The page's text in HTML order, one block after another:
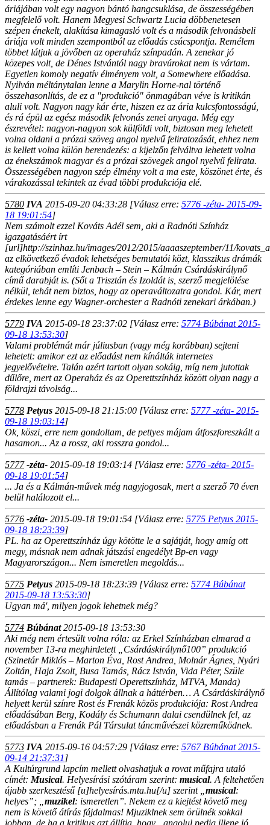
áriájában volt egy nagyon bántó hangcsuklása, de összességében
megfelelő volt. Hanem Megyesi Schwartz Lucia döbbenetesen
szépen énekelt, alakítása kimagasló volt és a második felvonásbeli
áriája volt minden szempontból az előadás csúcspontja. Remélem
többet látjuk a jövőben az operaház színpadán. A zenekar jó
közepes volt, de Dénes Istvántól nagy bravúrokat nem is vártam.
Egyetlen komoly negatív élményem volt, a Somewhere előadása.
Nyilván méltánytalan lenne a Marylin Horne-nal történő
összehasonlítás, de ez a "produkció" önmagában véve is kritikán
aluli volt. Nagyon nagy kár érte, hiszen ez az ária kulcsfontosságú,
és rá épül az egész második felvonás zenei anyaga. Még egy
észrevétel: nagyon-nagyon sok külföldi volt, biztosan meg lehetett
volna oldani a prózai szöveg angol nyelvű feliratozását, ehhez nem
is kellett volna külön berendezés: a kijelzőn felváltva lehetett volna
az énekszámok magyar és a prózai szövegek angol nyelvű felirata.
Összességében nagyon szép élmény volt a ma este, köszönet érte, és
várakozással tekintek az évad többi produkciója elé.
5780 IVA 2015-09-20 04:33:28 [Válasz erre: 5776 -zéta- 2015-09-
18 19:01:54]
Nem számolt ezzel Kováts Adél sem, aki a Radnóti Színház
igazgatásáért írt
[url]http://szinhaz.hu/images/2012/2015/aaaaszeptember/11/
az elkövetkező évadok lehetséges bemutatói közt, klasszikus drámák
kategóriában említi Jenbach – Stein – Kálmán Csárdáskirálynő
című darabját is. (Sőt a Trisztán és Izoldát is, szerző megjelölése
nélkül, tehát nem biztos, hogy az operaváltozatra gondol. Kár, mert
érdekes lenne egy Wagner-orchester a Radnóti zenekari árkában.)
5779 IVA 2015-09-18 23:37:02 [Válasz erre: 5774 Búbánat 2015-
09-18 13:53:30]
Valami problémát már júliusban (vagy még korábban) sejteni
lehetett: amikor ezt az előadást nem kínálták internetes
jegyelővételre. Talán azért tartott olyan sokáig, míg nem jutottak
dűlőre, mert az Operaház és az Operettszínház között olyan nagy a
földrajzi távolság...
5778 Petyus 2015-09-18 21:15:00 [Válasz erre: 5777 -zéta- 2015-
09-18 19:03:14]
Ok, köszi, erre nem gondoltam, de pettyes májam átfoszforeszkált a
hasamon... Az a rossz, aki rosszra gondol...
5777 -zéta- 2015-09-18 19:03:14 [Válasz erre: 5776 -zéta- 2015-
09-18 19:01:54]
... Ja és a Kálmán-művek még nagyjogosak, mert a szerző 70 éven
belül halálozott el...
5776 -zéta- 2015-09-18 19:01:54 [Válasz erre: 5775 Petyus 2015-
09-18 18:23:39]
PL. ha az Operettszínház úgy kötötte le a sajátját, hogy amíg ott
megy, másnak nem adnak játszási engedélyt Bp-en vagy
Magyarországon... Nem ismeretlen megoldás...
5775 Petyus 2015-09-18 18:23:39 [Válasz erre: 5774 Búbánat
2015-09-18 13:53:30]
Ugyan má', milyen jogok lehetnek még?
5774 Búbánat 2015-09-18 13:53:30
Aki még nem értesült volna róla: az Erkel Színházban elmarad a
november 13-ra meghirdetett „Csárdáskirálynő100” produkció
(Szinetár Miklós – Marton Éva, Rost Andrea, Molnár Ágnes, Nyári
Zoltán, Haja Zsolt, Busa Tamás, Rácz István, Vida Péter, Szüle
tamás – partnerek: Budapesti Operettszínház, MTVA, Manda)
Állítólag valami jogi dolgok állnak a háttérben… A Csárdáskirálynő
helyett kerül színre Rost és Frenák közös produkciója: Rost Andrea
előadásában Berg, Kodály és Schumann dalai csendülnek fel, az
előadásban a Frenák Pál Társulat táncművészei közreműködnek.
5773 IVA 2015-09-16 04:57:29 [Válasz erre: 5767 Búbánat 2015-
09-14 21:37:31 ]
A Kultúrgrund lapcím mellett olvashatjuk a rovat műfajra utaló
címét: Musical. Helyesírási szótáram szerint: musical. A feltehetően
újabb szerkesztésű [u]helyesírás.mta.hu[/u] szerint „ musical:
helyes”; „ muzikel: ismeretlen”. Nekem ez a kiejtést követő meg
nem is követő átírás fájdalmas! Mjuziklnek sem örülnék sokkal
jobban, de ha a kritikus azt állítja, hogy „angolul pedig illene jó